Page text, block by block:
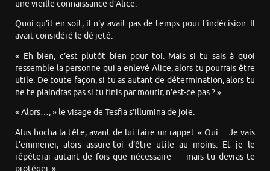
une vieille connaissance d’Alice.
Quoi qu’il en soit, il n’y avait pas de temps pour l’indécision. Il
avait considéré le dé jeté.
« Eh bien, c’est plutôt bien pour toi. Mais si tu sais à quoi
ressemble la personne qui a enlevé Alice, alors tu pourrais être
utile. De toute façon, si tu as autant de détermination, alors tu
ne te plaindras pas si tu finis par mourir, n’est-ce pas ? »
« Alors…, » le visage de Tesfia s’illumina de joie.
Alus hocha la tête, avant de lui faire un rappel. « Oui… Je vais
t’emmener, alors assure-toi d’être utile au moins. Et je le
répéterai autant de fois que nécessaire — mais tu devras te
protéger. »